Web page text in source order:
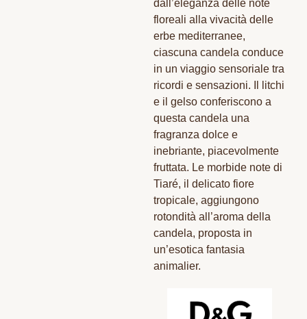
dall’eleganza delle note
floreali alla vivacità delle
erbe mediterranee,
ciascuna candela conduce
in un viaggio sensoriale tra
ricordi e sensazioni. Il litchi
e il gelso conferiscono a
questa candela una
fragranza dolce e
inebriante, piacevolmente
fruttata. Le morbide note di
Tiaré, il delicato fiore
tropicale, aggiungono
rotondità all’aroma della
candela, proposta in
un’esotica fantasia
animalier.